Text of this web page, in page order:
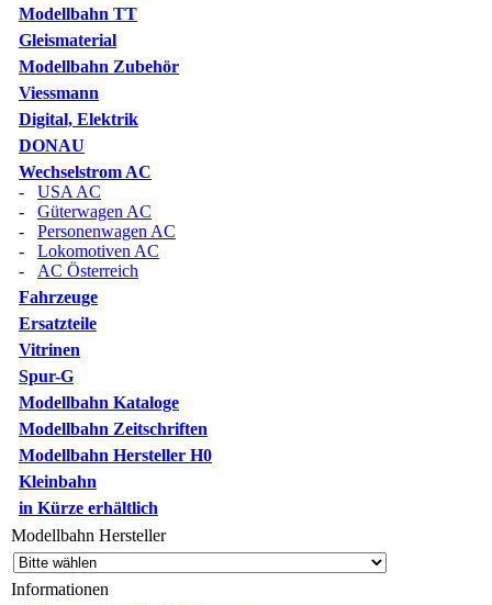
Modellbahn TT
Gleismaterial
Modellbahn Zubehör
Viessmann
Digital, Elektrik
DONAU
Wechselstrom AC
- USA AC
- Güterwagen AC
- Personenwagen AC
- Lokomotiven AC
- AC Österreich
Fahrzeuge
Ersatzteile
Vitrinen
Spur-G
Modellbahn Kataloge
Modellbahn Zeitschriften
Modellbahn Hersteller H0
Kleinbahn
in Kürze erhältlich
Modellbahn Hersteller
Informationen